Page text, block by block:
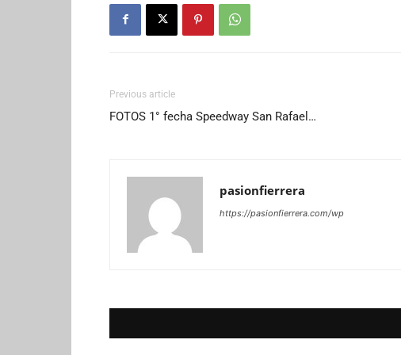
Previous article
FOTOS 1° fecha Speedway San Rafael…
pasionfierrera
https://pasionfierrera.com/wp